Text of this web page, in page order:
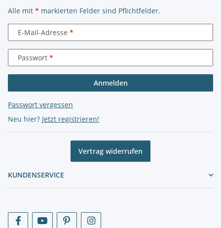
Alle mit * markierten Felder sind Pflichtfelder.
E-Mail-Adresse
Passwort
Anmelden
Passwort vergessen
Neu hier? Jetzt registrieren!
Vertrag widerrufen
KUNDENSERVICE